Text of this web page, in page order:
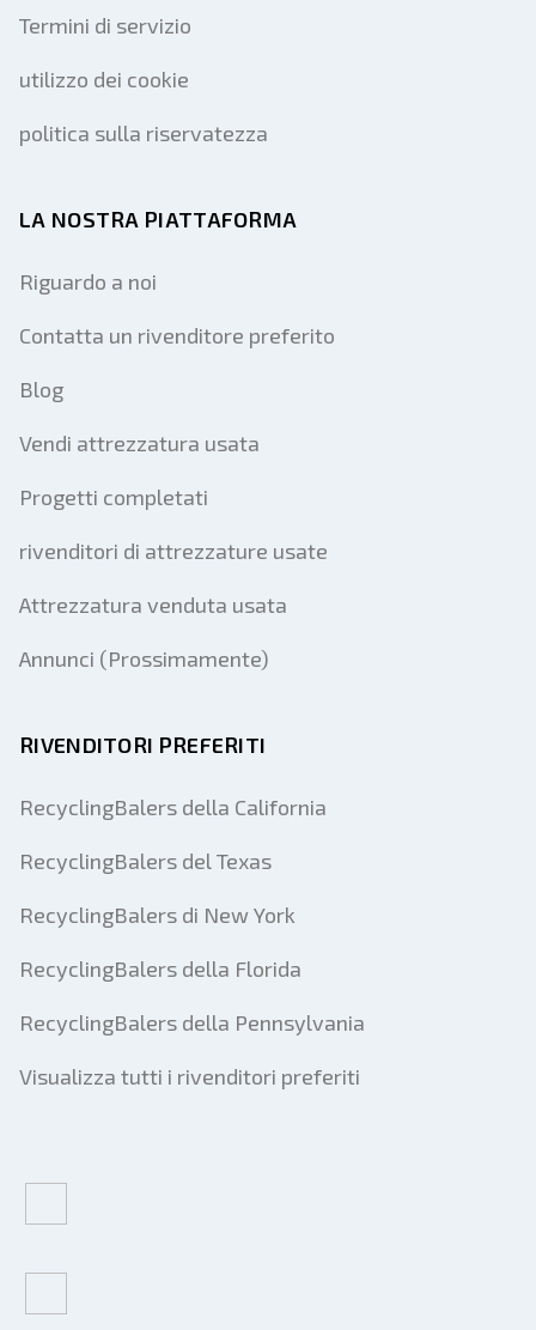
Termini di servizio
utilizzo dei cookie
politica sulla riservatezza
LA NOSTRA PIATTAFORMA
Riguardo a noi
Contatta un rivenditore preferito
Blog
Vendi attrezzatura usata
Progetti completati
rivenditori di attrezzature usate
Attrezzatura venduta usata
Annunci (Prossimamente)
RIVENDITORI PREFERITI
RecyclingBalers della California
RecyclingBalers del Texas
RecyclingBalers di New York
RecyclingBalers della Florida
RecyclingBalers della Pennsylvania
Visualizza tutti i rivenditori preferiti